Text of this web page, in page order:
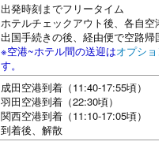
出発時刻までフリータイム
ホテルチェックアウト後、各自空
出国手続きの後、経由便で空路帰
※空港~ホテル間の送迎はオプショ
す。
成田空港到着（11:40-17:55頃）
羽田空港到着（22:30頃）
関西空港到着（11:10-17:05頃）
到着後、解散